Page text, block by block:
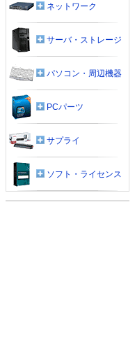
ネットワーク
サーバ・ストレージ
パソコン・周辺機器
PCパーツ
サプライ
ソフト・ライセンス